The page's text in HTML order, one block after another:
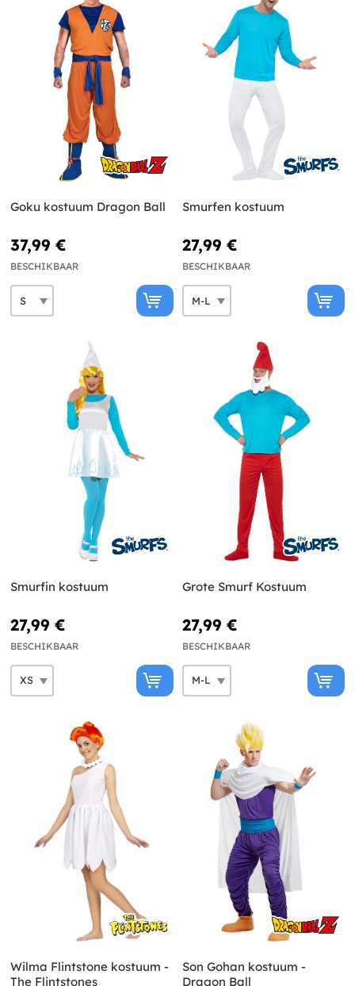
Goku kostuum Dragon Ball
37,99 €
BESCHIKBAAR
Smurfen kostuum
27,99 €
BESCHIKBAAR
Smurfin kostuum
27,99 €
BESCHIKBAAR
Grote Smurf Kostuum
27,99 €
BESCHIKBAAR
Wilma Flintstone kostuum -
The Flintstones
Son Gohan kostuum -
Dragon Ball